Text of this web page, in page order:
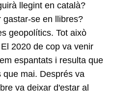
llegint en català?
se en llibres?
geopolítics. Tot això
2020 de cop va venir
espantats i resulta que
mai. Després va
va deixar d'estar al